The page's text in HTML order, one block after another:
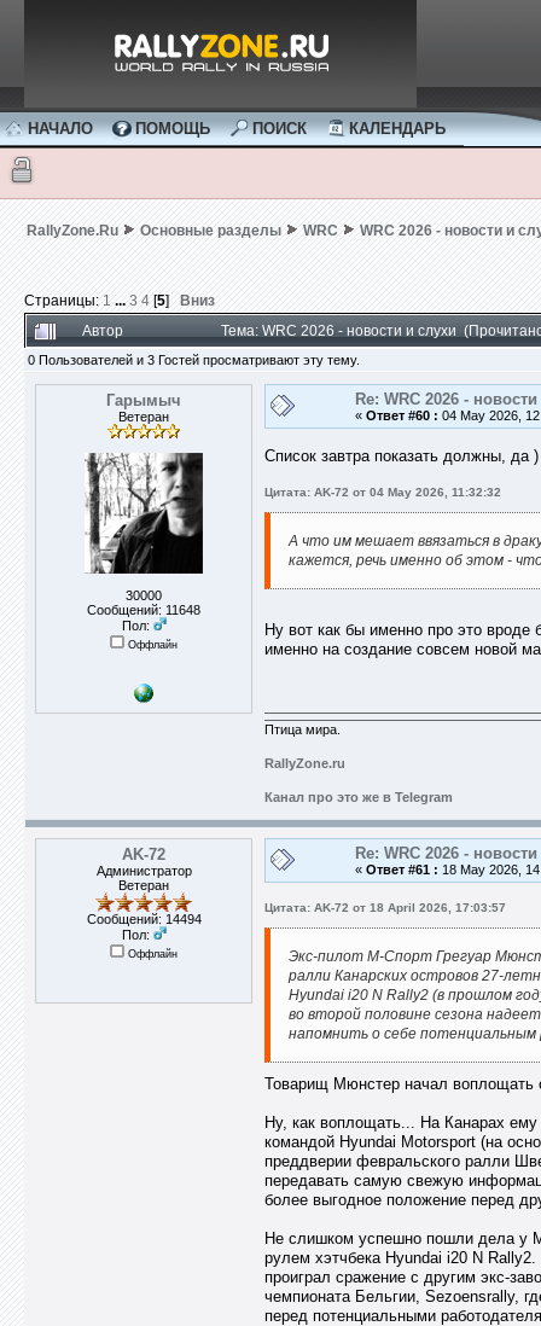
НАЧАЛО ПОМОЩЬ ПОИСК КАЛЕНДАРЬ
RallyZone.Ru Основные разделы WRC WRC 2026 - новости и
Страницы: 1 ... 3 4 [5] Вниз
Автор
Тема: WRC 2026 - новости и слухи
0 Пользователей и 3 Гостей просматривают эту тему.
Гарымыч
Ветеран
30000
Сообщений: 11648
Пол:
Оффлайн
Re: WRC 2026 -
« Ответ #60 : 04 May 2026,
Список завтра показать должны, да )
Цитата: AK-72 от 04 May 2026, 11:32:32
А что им мешает ввязаться в
кажется, речь именно об этом -
Ну вот как бы именно про это вроде
именно на создание совсем новой
Птица мира.
RallyZone.ru
Канал про это же в Telegram
AK-72
Администратор
Ветеран
Сообщений: 14494
Пол:
Оффлайн
Re: WRC 2026 -
« Ответ #61 : 18 May 2026,
Цитата: AK-72 от 18 April 2026, 17:03:57
Экс-пилот М-Спорт Грегуар
ралли Канарских островов 27-
Hyundai i20 N Rally2 (в прошлом
во второй половине сезона
напомнить о себе
Товарищ Мюнстер начал воплощать
Ну, как воплощать... На Канарах
командой Hyundai Motorsport (на
преддверии февральского ралли
передавать самую свежую
более выгодное положение перед
Не слишком успешно пошли дела у
рулем хэтчбека Hyundai i20 N
проиграл сражение с другим экс-
чемпионата Бельгии, Sezoensrally,
перед потенциальными